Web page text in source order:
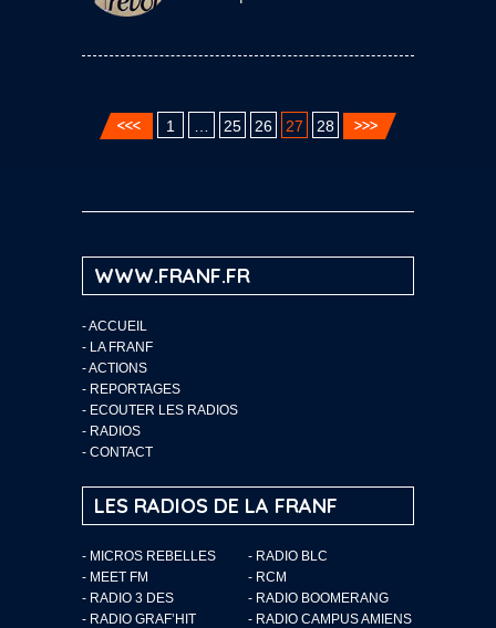
1 25 26 27 28
WWW.FRANF.FR
-ACCUEIL
- LA FRANF
-ACTIONS
- REPORTAGES
- ECOUTER LES RADIOS
- RADIOS
- CONTACT
LES RADIOS DE LA FRANF
- MICROS REBELLES
- RADIO BLC
- MEET FM
- RCM
- RADIO 3 DES
- RADIO BOOMERANG
- RADIO GRAF’HIT
- RADIO CAMPUS AMIENS